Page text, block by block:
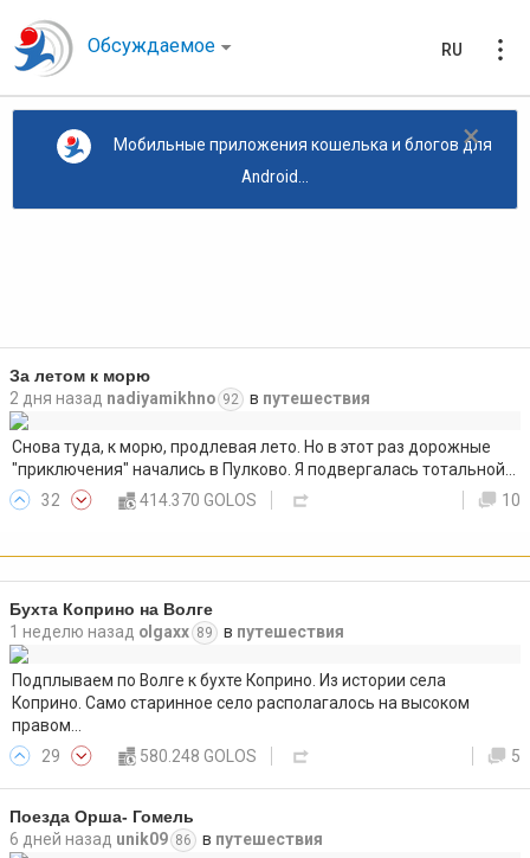
Обсуждаемое RU
×
Мобильные приложения кошелька и блогов для
Android...
За летом к морю
2 дня назад nadiyamikhno 92 в путешествия
Снова туда, к морю, продлевая лето. Но в этот раз дорожные
"приключения" начались в Пулково. Я подвергалась тотальной…
32
414.370 GOLOS 10
Бухта Коприно на Волге
1 неделю назад olgaxx 89 в путешествия
Подплываем по Волге к бухте Коприно. Из истории села
Коприно. Само старинное село располагалось на высоком
правом…
29
580.248 GOLOS 5
Поезда Орша- Гомель
6 дней назад unik09 86 в путешествия